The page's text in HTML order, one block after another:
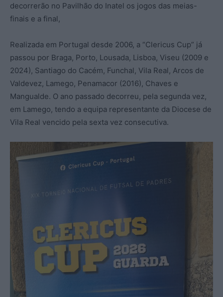
decorrerão no Pavilhão do Inatel os jogos das meias-
finais e a final,
Realizada em Portugal desde 2006, a “Clericus Cup” já
passou por Braga, Porto, Lousada, Lisboa, Viseu (2009 e
2024), Santiago do Cacém, Funchal, Vila Real, Arcos de
Valdevez, Lamego, Penamacor (2016), Chaves e
Mangualde. O ano passado decorreu, pela segunda vez,
em Lamego, tendo a equipa representante da Diocese de
Vila Real vencido pela sexta vez consecutiva.